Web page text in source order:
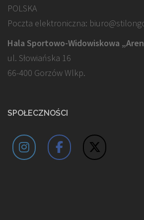
POLSKA
Poczta elektroniczna:
Hala Sportowo-Widowiskowa
ul. Słowiańska 16
66-400 Gorzów Wlkp.
SPOŁECZNOŚCI